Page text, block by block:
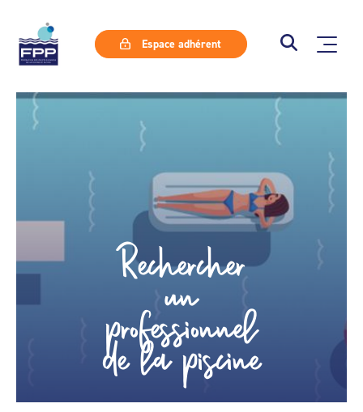
Espace adhérent
Rechercher
un
professionnel
de la piscine